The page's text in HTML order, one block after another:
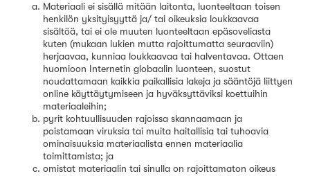
Materiaali ei sisällä mitään laitonta, luonteeltaan toisen
henkilön yksityisyyttä ja/ tai oikeuksia loukkaavaa
sisältöä, tai ei ole muuten luonteeltaan epäsoveliasta
kuten (mukaan lukien mutta rajoittumatta seuraaviin)
herjaavaa, kunniaa loukkaavaa tai halventavaa. Ottaen
huomioon Internetin globaalin luonteen, suostut
noudattamaan kaikkia paikallisia lakeja ja sääntöjä liittyen
online käyttäytymiseen ja hyväksyttäviksi koettuihin
materiaaleihin;
pyrit kohtuullisuuden rajoissa skannaamaan ja
poistamaan viruksia tai muita haitallisia tai tuhoavia
ominaisuuksia materiaalista ennen materiaalia
toimittamista; ja
omistat materiaalin tai sinulla on rajoittamaton oikeus